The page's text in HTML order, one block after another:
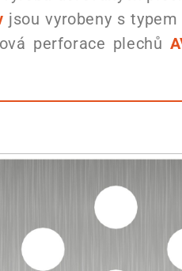
jsou vyrobeny s
perforace plechů